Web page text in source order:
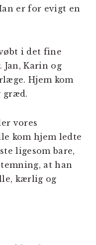
er for evigt en
i det fine
Jan, Karin og
Hjem kom
græd.
vores
kom hjem ledte
ligesom bare,
at han
kærlig og